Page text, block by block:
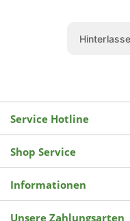
Service Hotline
Shop Service
Informationen
Unsere Zahlungsarten